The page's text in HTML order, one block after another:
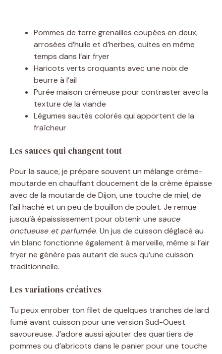
Pommes de terre grenailles coupées en deux,
arrosées d’huile et d’herbes, cuites en même
temps dans l’air fryer
Haricots verts croquants avec une noix de
beurre à l’ail
Purée maison crémeuse pour contraster avec la
texture de la viande
Légumes sautés colorés qui apportent de la
fraîcheur
Les sauces qui changent tout
Pour la sauce, je prépare souvent un mélange crème-
moutarde en chauffant doucement de la crème épaisse
avec de la moutarde de Dijon, une touche de miel, de
l’ail haché et un peu de bouillon de poulet. Je remue
jusqu’à épaississement pour obtenir une sauce
onctueuse et parfumée. Un jus de cuisson déglacé au
vin blanc fonctionne également à merveille, même si l’air
fryer ne génère pas autant de sucs qu’une cuisson
traditionnelle.
Les variations créatives
Tu peux enrober ton filet de quelques tranches de lard
fumé avant cuisson pour une version Sud-Ouest
savoureuse. J’adore aussi ajouter des quartiers de
pommes ou d’abricots dans le panier pour une touche